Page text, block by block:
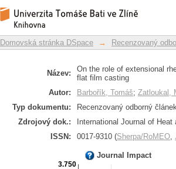
On the role of
phenomenon during flat
Repozitář DSpace/Manakin
Domovská stránka DSpace → Recenzovaný
Název:
On the role of extensional
flat film casting
Autor:
Barbořík, Tomáš; Zatloukal,
Typ dokumentu:
Recenzovaný odborný
Zdrojový dok.:
International Journal of
ISSN:
0017-9310 (Sherpa/RoMEO,
Journal Impact
3.750